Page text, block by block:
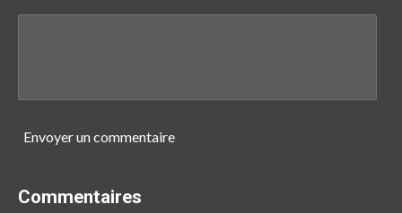
Envoyer un commentaire
Commentaires